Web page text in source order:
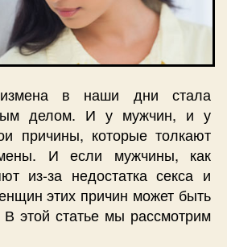
в наши дни стала
делом. И у мужчин, и у
причины, которые толкают
И если мужчины, как
из-за недостатка секса и
этих причин может быть
этой статье мы рассмотрим